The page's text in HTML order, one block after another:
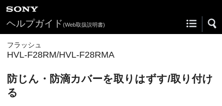
ヘルプガイド(Web取扱説明書)
フラッシュ
HVL-F28RM/HVL-F28RMA
防じん・防滴カバーを取りはずす/取り付け
る